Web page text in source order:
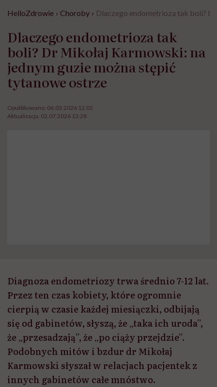
HelloZdrowie › Choroby › Dlaczego endometrioza tak boli?
Dlaczego endometrioza tak
boli? Dr Mikołaj Karmowski: na
jednym guzie można stępić
tytanowe ostrze
Opublikowano: 06.03.2026 12:02
Aktualizacja: 02.07.2026 13:28
Diagnoza endometriozy trwa średnio 7-12 lat.
Przez ten czas kobiety, które ogromnie
cierpią w czasie każdej miesiączki, odbijają
się od gabinetów, słyszą, że „taka ich uroda”,
że „przesadzają”, że „po ciąży przejdzie”.
Podobnych mitów i bzdur dr Mikołaj
Karmowski słyszał w relacjach pacjentek z
innych gabinetów całe mnóstwo.